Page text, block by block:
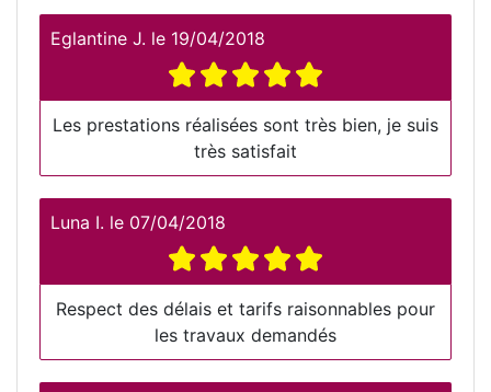
Eglantine J. le 19/04/2018
Les prestations réalisées sont très bien, je suis
très satisfait
Luna I. le 07/04/2018
Respect des délais et tarifs raisonnables pour
les travaux demandés